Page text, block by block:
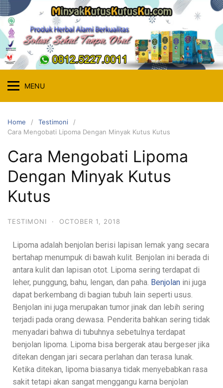
MENU
Home
Testimoni
Cara Mengobati Lipoma Dengan Minyak Kutus Kutus
Cara Mengobati Lipoma
Dengan Minyak Kutus
Kutus
TESTIMONI · OCTOBER 1, 2018
Lipoma adalah benjolan berisi lapisan lemak yang secara
bertahap menumpuk di bawah kulit. Benjolan ini berada di
antara kulit dan lapisan otot. Lipoma sering terdapat di
leher, punggung, bahu, lengan, dan paha. Benjolan ini juga
dapat berkembang di bagian tubuh lain seperti usus.
Benjolan ini juga merupakan tumor jinak dan lebih sering
terjadi pada orang dewasa. Penderita bahkan sering tidak
menyadari bahwa di tubuhnya sebetulnya terdapat
benjolan lipoma. Lipoma bisa bergerak atau bergeser jika
ditekan dengan jari secara perlahan dan terasa lunak.
Ketika ditekan, lipoma biasanya tidak menyebabkan rasa
sakit tetapi akan sangat menggangu karna benjolan